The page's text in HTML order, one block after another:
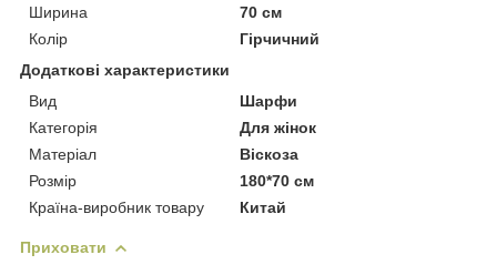
Ширина
70 см
Колір
Гірчичний
Додаткові характеристики
Вид
Шарфи
Категорія
Для жінок
Матеріал
Віскоза
Розмір
180*70 см
Країна-виробник товару
Китай
Приховати